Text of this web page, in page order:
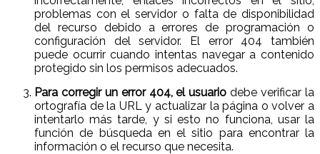
problemas con el servidor o falta de disponibilidad
del recurso debido a errores de programación o
configuración del servidor. El error 404 también
puede ocurrir cuando intentas navegar a contenido
protegido sin los permisos adecuados.
Para corregir un error 404, el usuario debe verificar la
ortografía de la URL y actualizar la página o volver a
intentarlo más tarde, y si esto no funciona, usar la
función de búsqueda en el sitio para encontrar la
información o el recurso que necesita.